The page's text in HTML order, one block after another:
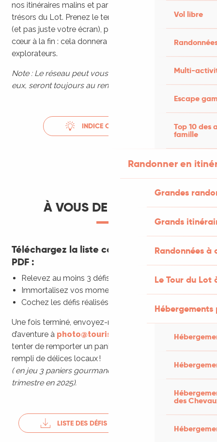
Vol libre
Multi-
Escape
Top 10 des
famille
Randonner en
Grandes
Grands
Randonnées
Le Tour du Lot
des
nos itinéraires malins et partez à la découverte des
trésors du Lot. Prenez le temps d’apprécier le paysage
(et pas juste votre écran), puis partagez votre coup de
cœur à la fin : cela donnera des idées aux prochains
explorateurs.
Note : Le réseau peut vous lâcher, mais les paysages,
eux, seront toujours au rendez-vous !
INDICE CONNECTÉ...
À VOUS DE JOUER ! 🌟
Téléchargez la liste complète des défis en
PDF :
Relevez au moins 3 défis parmi ceux proposés,
Immortalisez vos moments en photo,
Cochez les défis réalisés sur votre liste.
Une fois terminé, envoyez-nous vos preuves
d’aventure à photo@tourisme-lot.com
pour
tenter de remporter un panier gourmand 100% lotois
rempli de délices locaux !
( en jeu 3 paniers gourmands, un tirage au sort par
trimestre en 2025).
LISTE DES DÉFIS DU LOT 2025 📄